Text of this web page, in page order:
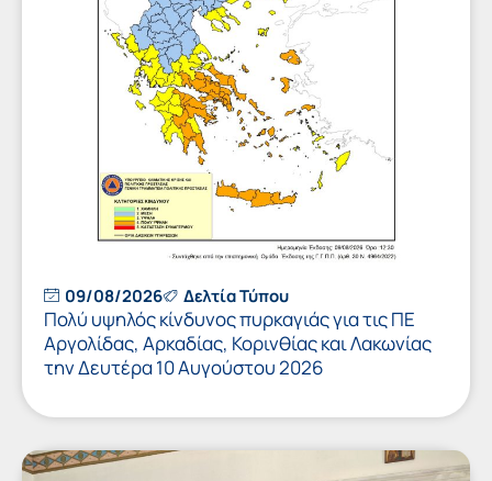
09/08/2026 Δελτία Τύπου
Πολύ υψηλός κίνδυνος πυρκαγιάς για τις ΠΕ
Αργολίδας, Αρκαδίας, Κορινθίας και Λακωνίας
την Δευτέρα 10 Αυγούστου 2026